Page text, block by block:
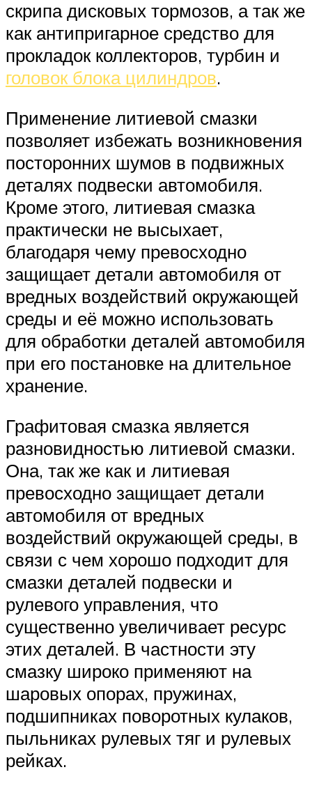
скрипа дисковых тормозов, а так же
как антипригарное средство для
прокладок коллекторов, турбин и
головок блока цилиндров.
Применение литиевой смазки
позволяет избежать возникновения
посторонних шумов в подвижных
деталях подвески автомобиля.
Кроме этого, литиевая смазка
практически не высыхает,
благодаря чему превосходно
защищает детали автомобиля от
вредных воздействий окружающей
среды и её можно использовать
для обработки деталей автомобиля
при его постановке на длительное
хранение.
Графитовая смазка является
разновидностью литиевой смазки.
Она, так же как и литиевая
превосходно защищает детали
автомобиля от вредных
воздействий окружающей среды, в
связи с чем хорошо подходит для
смазки деталей подвески и
рулевого управления, что
существенно увеличивает ресурс
этих деталей. В частности эту
смазку широко применяют на
шаровых опорах, пружинах,
подшипниках поворотных кулаков,
пыльниках рулевых тяг и рулевых
рейках.